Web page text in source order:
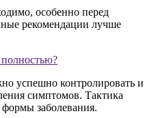
особенно перед
рекомендации лучше
успешно контролировать и
симптомов. Тактика
заболевания.